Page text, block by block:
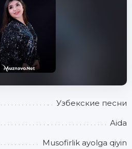
Узбекские песни
Aida
Musofirlik ayolga qiyin